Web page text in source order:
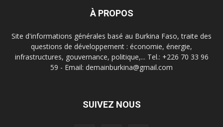
À PROPOS
Site d'informations générales basé au Burkina Faso, traite des
questions de développement : économie, énergie,
infrastructures, gouvernance, politique,... Tel.: +226 70 33 96
59 - Email: demainburkina@gmail.com
SUIVEZ NOUS